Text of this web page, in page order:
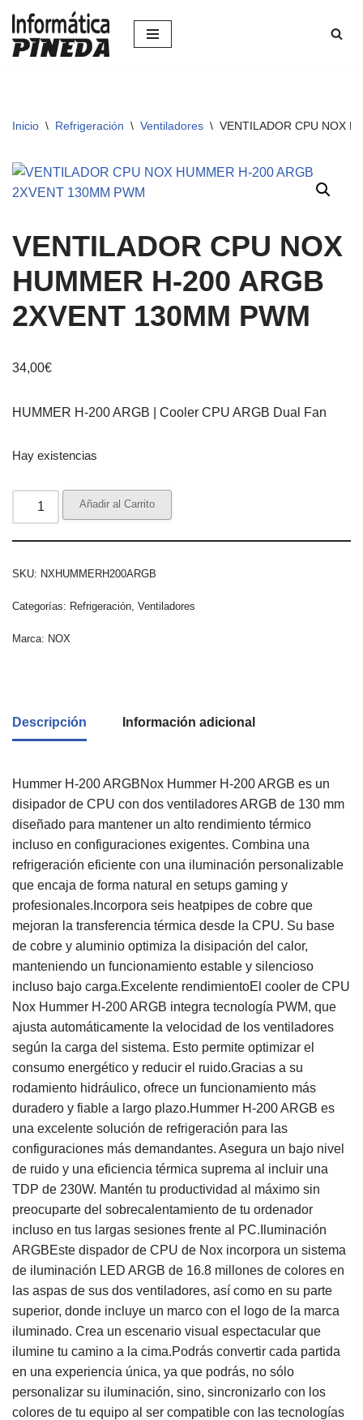
Saltar
Inicio \ Refrigeración \ Ventiladores \ VENTILADOR CPU NOX
VENTILADOR CPU NOX
HUMMER H-200 ARGB
2XVENT 130MM PWM
34,00€
HUMMER H-200 ARGB | Cooler CPU ARGB Dual Fan
Hay existencias
Añadir al Carrito
SKU: NXHUMMERH200ARGB
Categorías: Refrigeración Ventiladores
Marca: NOX
Descripción Información adicional
Hummer H-200 ARGBNox Hummer H-200 ARGB es un
disipador de CPU con dos ventiladores ARGB de 130 mm
diseñado para mantener un alto rendimiento térmico
incluso en configuraciones exigentes. Combina una
refrigeración eficiente con una iluminación personalizable
que encaja de forma natural en setups gaming y
profesionales.Incorpora seis heatpipes de cobre que
mejoran la transferencia térmica desde la CPU. Su base
de cobre y aluminio optimiza la disipación del calor,
manteniendo un funcionamiento estable y silencioso
incluso bajo carga.Excelente rendimientoEl cooler de CPU
Nox Hummer H-200 ARGB integra tecnología PWM, que
ajusta automáticamente la velocidad de los ventiladores
según la carga del sistema. Esto permite optimizar el
consumo energético y reducir el ruido.Gracias a su
rodamiento hidráulico, ofrece un funcionamiento más
duradero y fiable a largo plazo.Hummer H-200 ARGB es
una excelente solución de refrigeración para las
configuraciones más demandantes. Asegura un bajo nivel
de ruido y una eficiencia térmica suprema al incluir una
TDP de 230W. Mantén tu productividad al máximo sin
preocuparte del sobrecalentamiento de tu ordenador
incluso en tus largas sesiones frente al PC.Iluminación
ARGBEste dispador de CPU de Nox incorpora un sistema
de iluminación LED ARGB de 16.8 millones de colores en
las aspas de sus dos ventiladores, así como en su parte
superior, donde incluye un marco con el logo de la marca
iluminado. Crea un escenario visual espectacular que
ilumine tu camino a la cima.Podrás convertir cada partida
en una experiencia única, ya que podrás, no sólo
personalizar su iluminación, sino, sincronizarlo con los
colores de tu equipo al ser compatible con las tecnologías